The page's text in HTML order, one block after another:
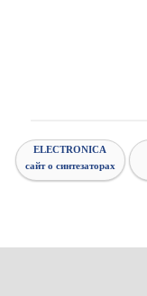
ELECTRONICA
сайт о синтезаторах